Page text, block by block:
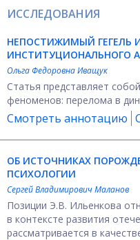
ИССЛЕДОВАНИЯ
НЕПОСТИЖИМЫЙ ГЕГЕЛЬ
ИНСТИТУЦИОНАЛЬНОГО
Ольга Федоровна Иващук
Статья представляет
феноменов: перелома в
Смотреть аннотацию
ОБ ИСТОЧНИКАХ
ПСИХОЛОГИИ
Сергей Владимирович Маланов
Позиции Э.В. Ильенкова
в контексте развития
рассматривается в